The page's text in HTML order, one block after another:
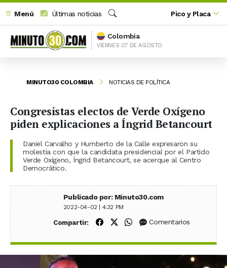
Menú
Últimas noticias
Buscar
Pico y Placa
Colombia
VIERNES 07 DE AGOSTO
MINUTO30 COLOMBIA NOTICIAS DE POLÍTICA
Congresistas electos de Verde Oxígeno
piden explicaciones a Íngrid Betancourt
Daniel Carvalho y Humberto de la Calle expresaron su
molestia con que la candidata presidencial por el Partido
Verde Oxígeno, Íngrid Betancourt, se acerque al Centro
Democrático.
Publicado por: Minuto30.com
2022-04-02 | 4:32 PM
Compartir: Compartir en Facebook
Compartir en X (Twitter)
Compartir en WhatsApp
Comentarios